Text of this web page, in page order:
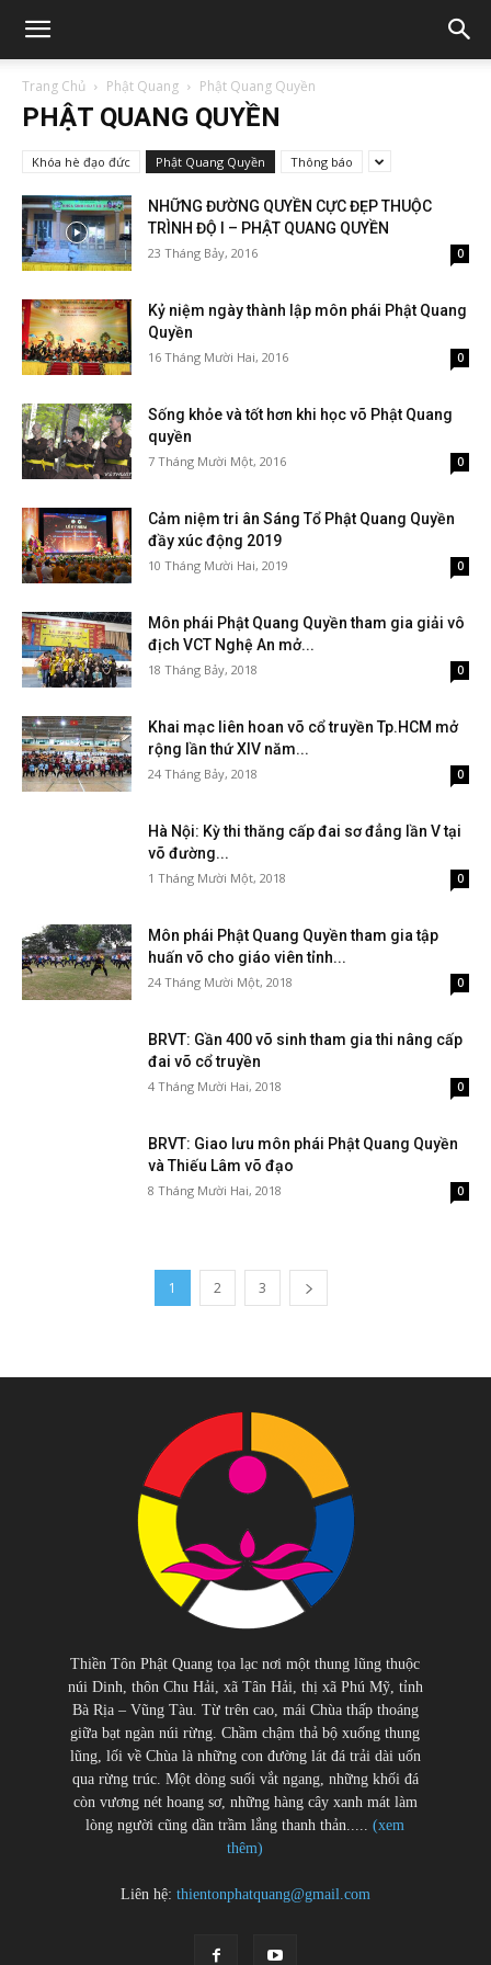
Trang Chủ Phật Quang Phật Quang Quyền
PHẬT QUANG QUYỀN
Khóa hè đạo đức Phật Quang Quyền Thông báo
NHỮNG ĐƯỜNG QUYỀN CỰC ĐẸP THUỘC
TRÌNH ĐỘ I – PHẬT QUANG QUYỀN
23 Tháng Bảy, 2016 0
Kỷ niệm ngày thành lập môn phái Phật Quang
Quyền
16 Tháng Mười Hai, 2016 0
Sống khỏe và tốt hơn khi học võ Phật Quang
quyền
7 Tháng Mười Một, 2016 0
Cảm niệm tri ân Sáng Tổ Phật Quang Quyền
đầy xúc động 2019
10 Tháng Mười Hai, 2019 0
Môn phái Phật Quang Quyền tham gia giải vô
địch VCT Nghệ An mở...
18 Tháng Bảy, 2018 0
Khai mạc liên hoan võ cổ truyền Tp.HCM mở
rộng lần thứ XIV năm...
24 Tháng Bảy, 2018 0
Hà Nội: Kỳ thi thăng cấp đai sơ đẳng lần V tại
võ đường...
1 Tháng Mười Một, 2018 0
Môn phái Phật Quang Quyền tham gia tập
huấn võ cho giáo viên tỉnh...
24 Tháng Mười Một, 2018 0
BRVT: Gần 400 võ sinh tham gia thi nâng cấp
đai võ cổ truyền
4 Tháng Mười Hai, 2018 0
BRVT: Giao lưu môn phái Phật Quang Quyền
và Thiếu Lâm võ đạo
8 Tháng Mười Hai, 2018 0
1 2 3
Thiền Tôn Phật Quang tọa lạc nơi một thung lũng thuộc
núi Dinh, thôn Chu Hải, xã Tân Hải, thị xã Phú Mỹ, tỉnh
Bà Rịa – Vũng Tàu. Từ trên cao, mái Chùa thấp thoáng
giữa bạt ngàn núi rừng. Chầm chậm thả bộ xuống thung
lũng, lối về Chùa là những con đường lát đá trải dài uốn
qua rừng trúc. Một dòng suối vắt ngang, những khối đá
còn vương nét hoang sơ, những hàng cây xanh mát làm
lòng người cũng dần trầm lắng thanh thản.....(xem
thêm)
Liên hệ: thientonphatquang@gmail.com